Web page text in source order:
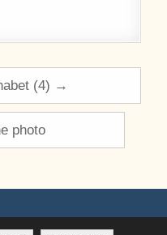
(4) →
photo